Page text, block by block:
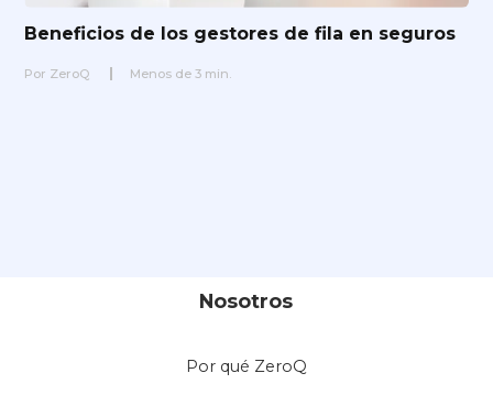
Beneficios de los gestores de fila en seguros
Por ZeroQ Menos de 3 min.
Nosotros
Por qué ZeroQ